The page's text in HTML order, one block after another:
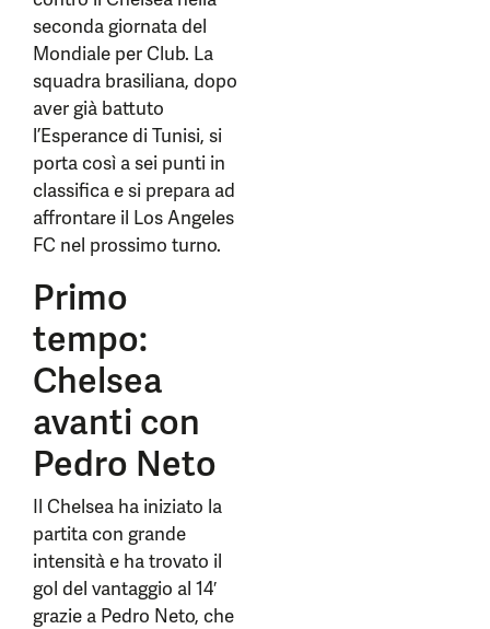
seconda giornata del
Mondiale per Club. La
squadra brasiliana, dopo
aver già battuto
l’Esperance di Tunisi, si
porta così a sei punti in
classifica e si prepara ad
affrontare il Los Angeles
FC nel prossimo turno.
Primo
tempo:
Chelsea
avanti con
Pedro Neto
Il Chelsea ha iniziato la
partita con grande
intensità e ha trovato il
gol del vantaggio al 14′
grazie a Pedro Neto, che